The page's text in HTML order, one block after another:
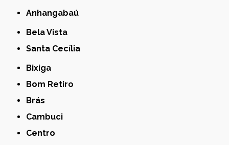
Anhangabaú
Bela Vista
Santa Cecília
Bixiga
Bom Retiro
Brás
Cambuci
Centro